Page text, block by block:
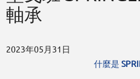
軸承
2023年05月31日
什麼是